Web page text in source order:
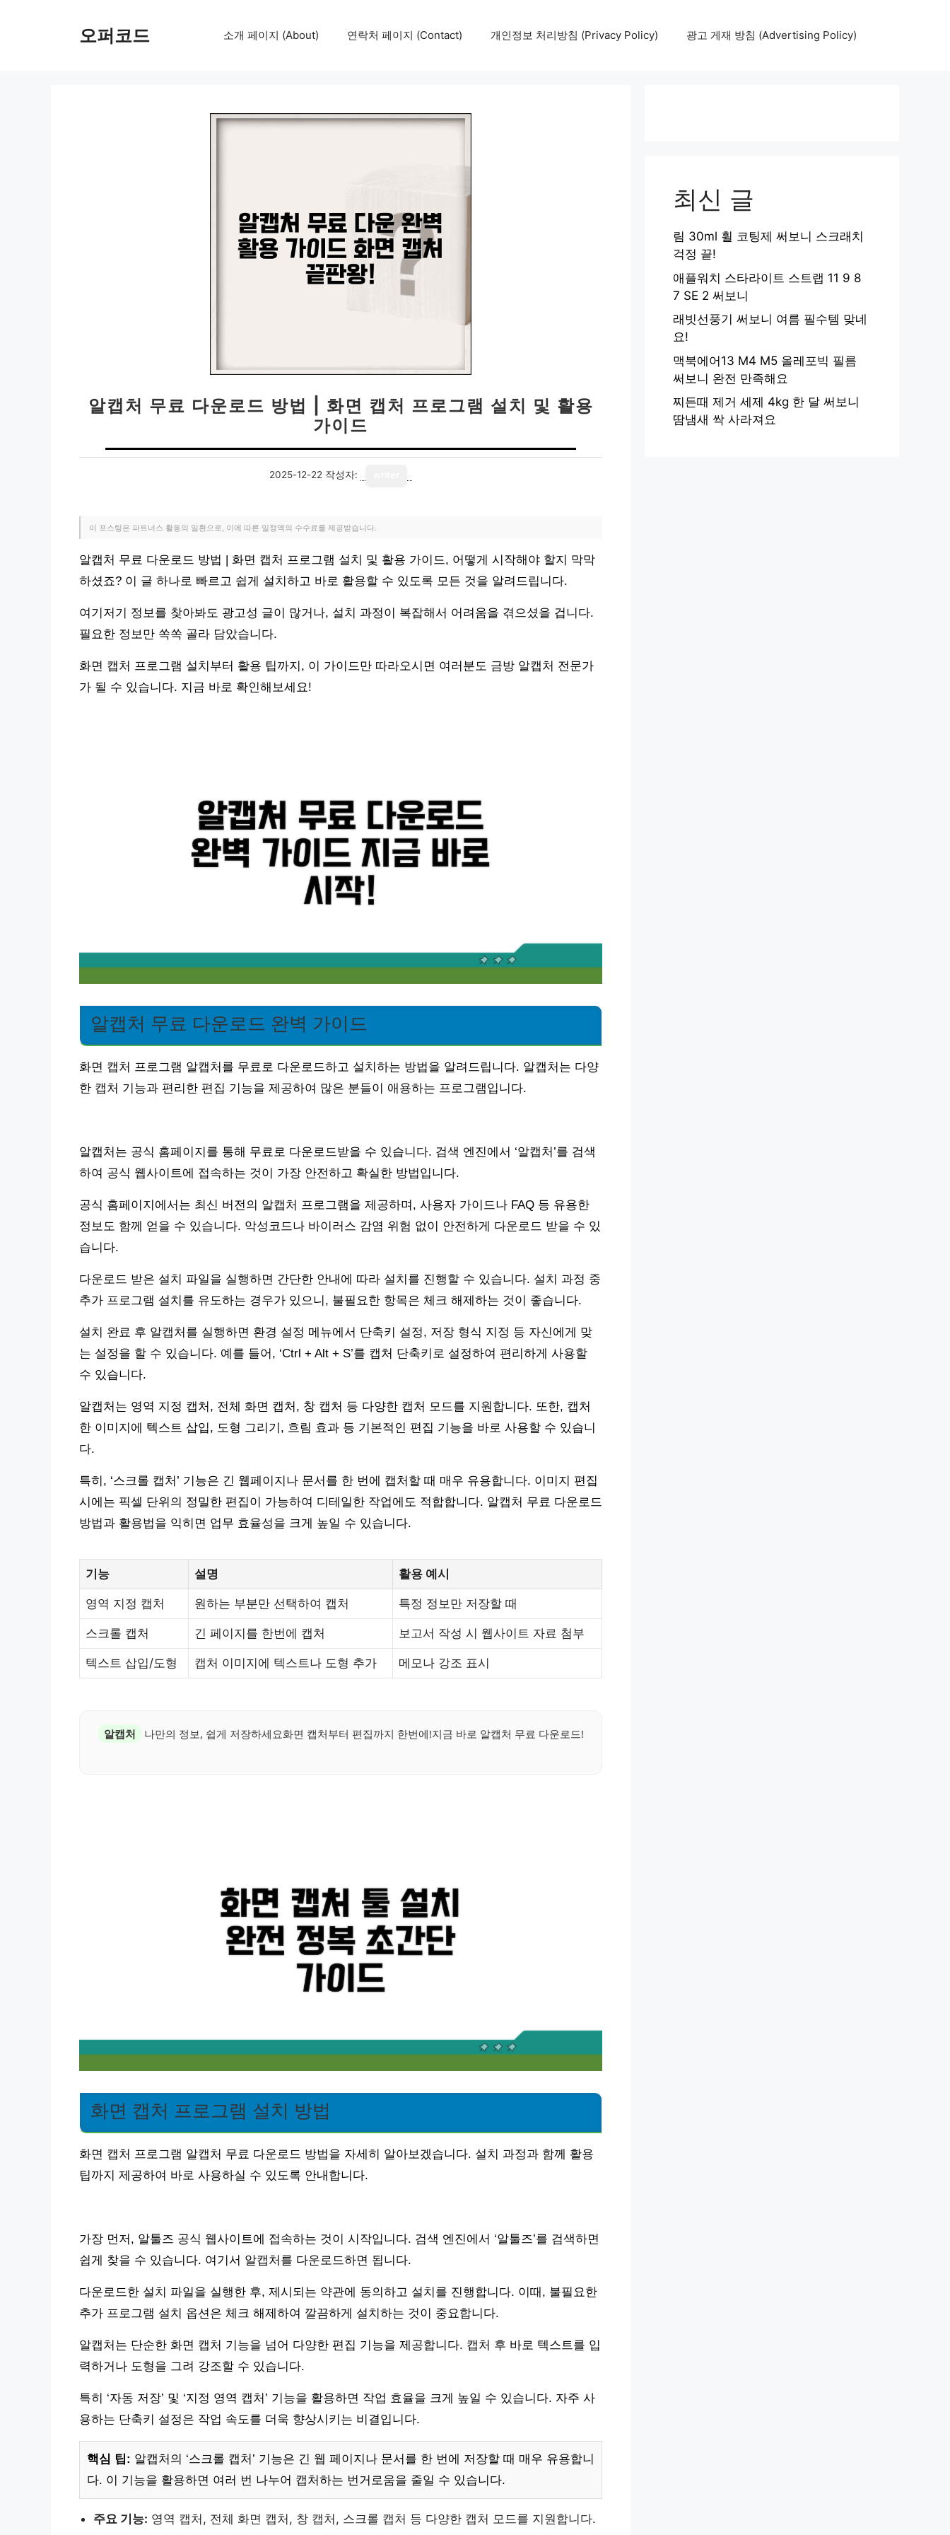
오퍼코드 소개 페이지 (About) 연락처 페이지 (Contact) 개인정보 처리방침 (Privacy Policy) 광고 게재 방침 (Advertising Policy)
알캡처 무료 다운로드 방법 | 화면 캡처 프로그램 설치 및 활용
가이드
2025-12-22 작성자:
이 포스팅은 파트너스 활동의 일환으로, 이에 따른 일정액의 수수료를 제공받습니다.
알캡처 무료 다운로드 방법 | 화면 캡처 프로그램 설치 및 활용 가이드, 어떻게 시작해야 할지 막막
하셨죠? 이 글 하나로 빠르고 쉽게 설치하고 바로 활용할 수 있도록 모든 것을 알려드립니다.
여기저기 정보를 찾아봐도 광고성 글이 많거나, 설치 과정이 복잡해서 어려움을 겪으셨을 겁니다.
필요한 정보만 쏙쏙 골라 담았습니다.
화면 캡처 프로그램 설치부터 활용 팁까지, 이 가이드만 따라오시면 여러분도 금방 알캡처 전문가
가 될 수 있습니다. 지금 바로 확인해보세요!
알캡처 무료 다운로드 완벽 가이드
화면 캡처 프로그램 알캡처를 무료로 다운로드하고 설치하는 방법을 알려드립니다. 알캡처는 다양
한 캡처 기능과 편리한 편집 기능을 제공하여 많은 분들이 애용하는 프로그램입니다.
알캡처는 공식 홈페이지를 통해 무료로 다운로드받을 수 있습니다. 검색 엔진에서 ‘알캡처’를 검색
하여 공식 웹사이트에 접속하는 것이 가장 안전하고 확실한 방법입니다.
공식 홈페이지에서는 최신 버전의 알캡처 프로그램을 제공하며, 사용자 가이드나 FAQ 등 유용한
정보도 함께 얻을 수 있습니다. 악성코드나 바이러스 감염 위험 없이 안전하게 다운로드 받을 수 있
습니다.
다운로드 받은 설치 파일을 실행하면 간단한 안내에 따라 설치를 진행할 수 있습니다. 설치 과정 중
추가 프로그램 설치를 유도하는 경우가 있으니, 불필요한 항목은 체크 해제하는 것이 좋습니다.
설치 완료 후 알캡처를 실행하면 환경 설정 메뉴에서 단축키 설정, 저장 형식 지정 등 자신에게 맞
는 설정을 할 수 있습니다. 예를 들어, ‘Ctrl + Alt + S’를 캡처 단축키로 설정하여 편리하게 사용할
수 있습니다.
알캡처는 영역 지정 캡처, 전체 화면 캡처, 창 캡처 등 다양한 캡처 모드를 지원합니다. 또한, 캡처
한 이미지에 텍스트 삽입, 도형 그리기, 흐림 효과 등 기본적인 편집 기능을 바로 사용할 수 있습니
다.
특히, ‘스크롤 캡처’ 기능은 긴 웹페이지나 문서를 한 번에 캡처할 때 매우 유용합니다. 이미지 편집
시에는 픽셀 단위의 정밀한 편집이 가능하여 디테일한 작업에도 적합합니다. 알캡처 무료 다운로드
방법과 활용법을 익히면 업무 효율성을 크게 높일 수 있습니다.
기능 설명 활용 예시
영역 지정 캡처 원하는 부분만 선택하여 캡처 특정 정보만 저장할 때
스크롤 캡처 긴 페이지를 한번에 캡처 보고서 작성 시 웹사이트 자료 첨부
텍스트 삽입/도형 캡처 이미지에 텍스트나 도형 추가 메모나 강조 표시
알캡처 나만의 정보, 쉽게 저장하세요화면 캡처부터 편집까지 한번에!지금 바로 알캡처 무료 다운로드!
화면 캡처 프로그램 설치 방법
화면 캡처 프로그램 알캡처 무료 다운로드 방법을 자세히 알아보겠습니다. 설치 과정과 함께 활용
팁까지 제공하여 바로 사용하실 수 있도록 안내합니다.
가장 먼저, 알툴즈 공식 웹사이트에 접속하는 것이 시작입니다. 검색 엔진에서 ‘알툴즈’를 검색하면
쉽게 찾을 수 있습니다. 여기서 알캡처를 다운로드하면 됩니다.
다운로드한 설치 파일을 실행한 후, 제시되는 약관에 동의하고 설치를 진행합니다. 이때, 불필요한
추가 프로그램 설치 옵션은 체크 해제하여 깔끔하게 설치하는 것이 중요합니다.
알캡처는 단순한 화면 캡처 기능을 넘어 다양한 편집 기능을 제공합니다. 캡처 후 바로 텍스트를 입
력하거나 도형을 그려 강조할 수 있습니다.
특히 ‘자동 저장’ 및 ‘지정 영역 캡처’ 기능을 활용하면 작업 효율을 크게 높일 수 있습니다. 자주 사
용하는 단축키 설정은 작업 속도를 더욱 향상시키는 비결입니다.
핵심 팁: 알캡처의 ‘스크롤 캡처’ 기능은 긴 웹 페이지나 문서를 한 번에 저장할 때 매우 유용합니
다. 이 기능을 활용하면 여러 번 나누어 캡처하는 번거로움을 줄일 수 있습니다.
주요 기능: 영역 캡처, 전체 화면 캡처, 창 캡처, 스크롤 캡처 등 다양한 캡처 모드를 지원합니다.
최신 글
림 30ml 휠 코팅제 써보니 스크래치
걱정 끝!
애플워치 스타라이트 스트랩 11 9 8
7 SE 2 써보니
래빗선풍기 써보니 여름 필수템 맞네
요!
맥북에어13 M4 M5 올레포빅 필름
써보니 완전 만족해요
찌든때 제거 세제 4kg 한 달 써보니
땀냄새 싹 사라져요